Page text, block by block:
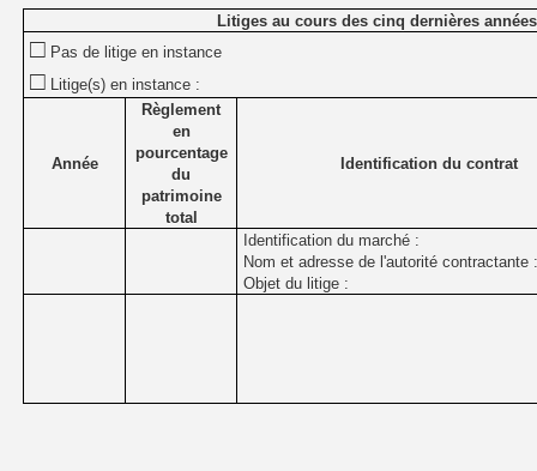
Litiges au cours des cinq dernières années
□ Pas de litige en instance
□ Litige(s) en instance :
Année
Règlement
en
pourcentage
du
patrimoine
total
Identification du contrat
Identification du marché :
Nom et adresse de l'autorité contractante :
Objet du litige :